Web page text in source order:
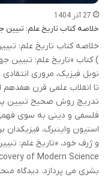
27 آذر 1404
خلاصه کتاب تاریخ علم:
خلاصه کتاب تاریخ علم:
) کتاب «تاریخ علم: تبیین
نوبل فیزیک، مروری
تا انقلاب علمی قرن
تدریج روش صحیح تبیین
فلسفی و دینی به سوی
استیون واینبرگ، فیزیکدان
بشری می پردازد. دیدگاه